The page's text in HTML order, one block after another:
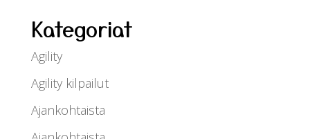
Kategoriat
Agility
Agility kilpailut
Ajankohtaista